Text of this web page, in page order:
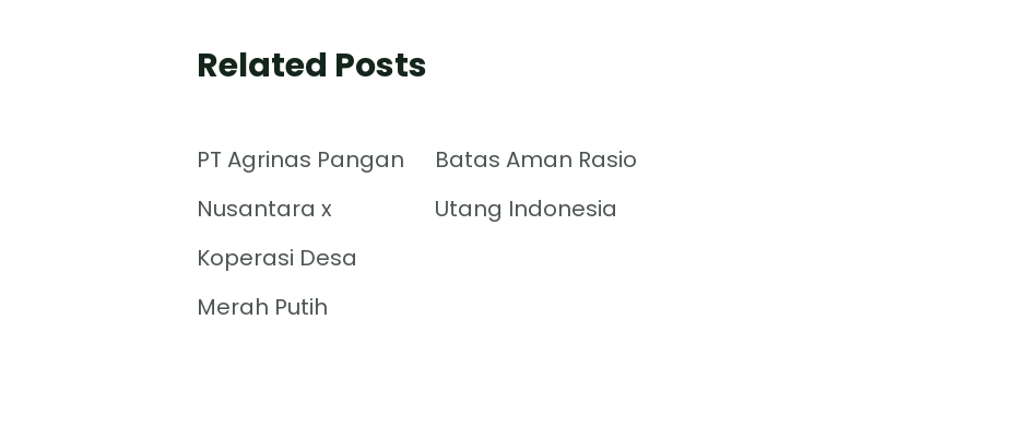
Related Posts
PT Agrinas Pangan
Nusantara x
Koperasi Desa
Merah Putih
Batas Aman Rasio
Utang Indonesia